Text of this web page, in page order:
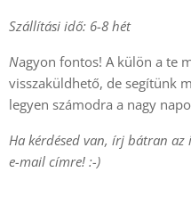
Szállítási idő: 6-8 hét
Nagyon fontos! A külön a te
visszaküldhető, de segítünk
legyen számodra a nagy
Ha kérdésed van, írj bátran
e-mail címre! :-)